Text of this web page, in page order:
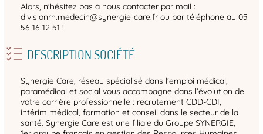
Alors, n'hésitez pas à nous contacter par mail :
divisionrh.medecin@synergie-care.fr ou par téléphone au 05
56 16 12 51 !
DESCRIPTION SOCIÉTÉ
Synergie Care, réseau spécialisé dans l’emploi médical,
paramédical et social vous accompagne dans l’évolution de
votre carrière professionnelle : recrutement CDD-CDI,
intérim médical, formation et conseil dans le secteur de la
santé. Synergie Care est une filiale du Groupe SYNERGIE,